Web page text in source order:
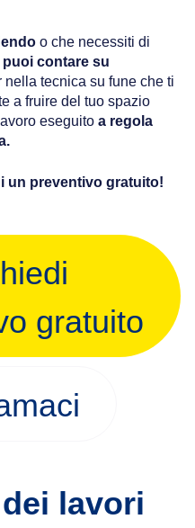
o che necessiti di
contare su
nella tecnica su fune che ti
a fruire del tuo spazio
eseguito a regola
un preventivo gratuito!
gratuito
lavori